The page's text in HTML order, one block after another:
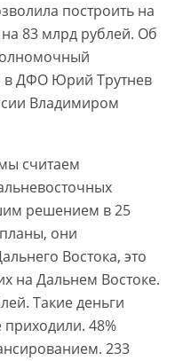
построить на
83 млрд рублей. Об
в ДФО Юрий Трутнев
Владимиром
считаем
решением в 25
они
Востока, это
на Дальнем Востоке.
Такие деньги
приходили. 48%
233